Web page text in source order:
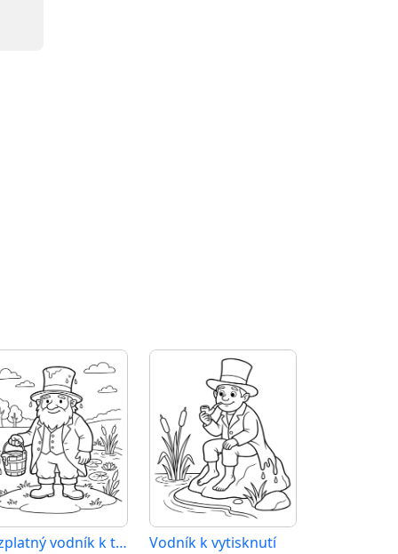
Bezplatný vodník k tisku Vodník k vytisknutí